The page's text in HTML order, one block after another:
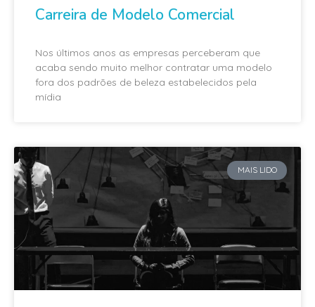
Carreira de Modelo Comercial
Nos últimos anos as empresas perceberam que
acaba sendo muito melhor contratar uma modelo
fora dos padrões de beleza estabelecidos pela
mídia
MAIS LIDO